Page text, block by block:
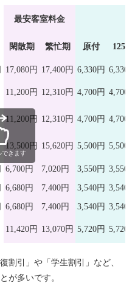
最安客室料金
閑散期 繁忙期 原付 125㏄
17,080円 17,400円 6,330円 6,330
11,200円 12,310円 4,700円 4,700
11,200円 12,310円 4,700円 4,700
13,500円 15,620円 5,500円 5,500
6,700円 7,020円 3,550円 3,550
6,680円 7,400円 3,540円 3,540
6,680円 7,400円 3,540円 3,540
11,420円 13,070円 5,720円 5,720
できます
割引」や「学生割引」など、
が多いです。